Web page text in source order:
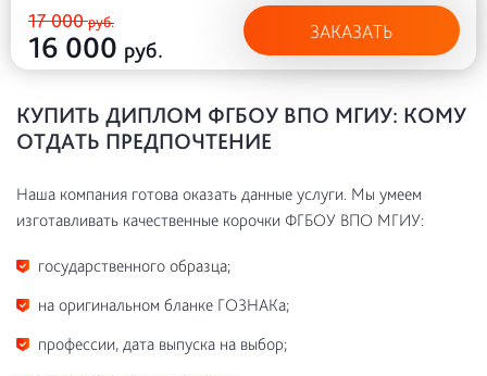
17 000руб.
16 000 руб.
ЗАКАЗАТЬ
КУПИТЬ ДИПЛОМ ФГБОУ ВПО МГИУ: КОМУ
ОТДАТЬ ПРЕДПОЧТЕНИЕ
Наша компания готова оказать данные услуги. Мы умеем
изготавливать качественные корочки ФГБОУ ВПО МГИУ:
государственного образца;
на оригинальном бланке ГОЗНАКа;
профессии, дата выпуска на выбор;